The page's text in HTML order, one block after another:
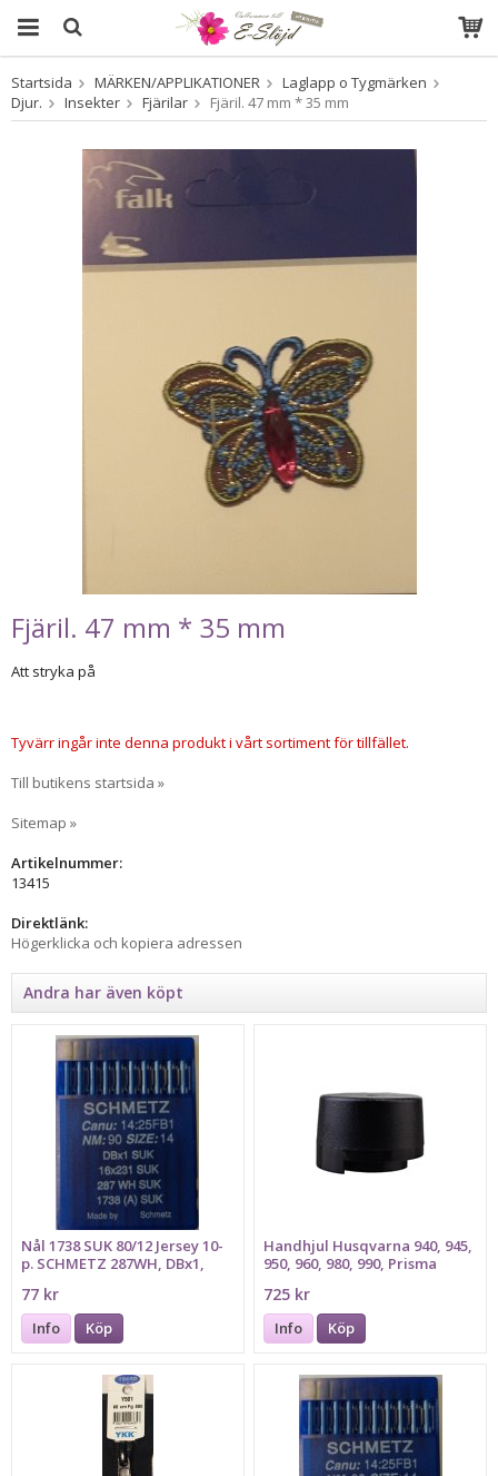
Produkten har blivit tillagd i varukorgen
Startsida MÄRKEN/APPLIKATIONER
Laglapp o Tygmärken
Djur.
Insekter Fjärilar Fjäril. 47 mm * 35 mm
Fjäril. 47 mm * 35 mm
Att stryka på
Tyvärr ingår inte denna produkt i vårt sortiment för tillfället.
Till butikens startsida »
Sitemap »
Artikelnummer:
13415
Direktlänk:
Högerklicka och kopiera adressen
Andra har även köpt
Nål 1738 SUK 80/12 Jersey 10-
p. SCHMETZ 287WH, DBx1,
grovlek 90
77 kr
Info Köp
Handhjul Husqvarna 940, 945,
950, 960, 980, 990, Prisma
725 kr
Info Köp